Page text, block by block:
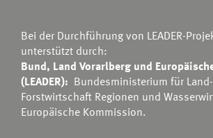
Bei der Durchführung von LEADER-
unterstützt durch:
Bund, Land Vorarlberg und
(LEADER): Bundesministerium für
Forstwirtschaft Regionen und
Europäische Kommission.